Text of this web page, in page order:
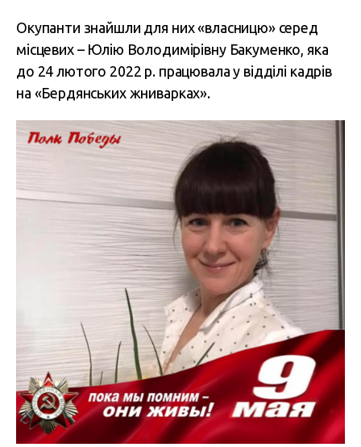
Окупанти знайшли для них «власницю» серед
місцевих – Юлію Володимірівну Бакуменко, яка
до 24 лютого 2022 р. працювала у відділі кадрів
на «Бердянських жниварках».